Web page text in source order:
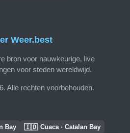
Weer.best
bron voor nauwkeurige, live
voor steden wereldwijd.
Alle rechten voorbehouden.
Bay 🇮🇩 Cuaca · Catalan Bay